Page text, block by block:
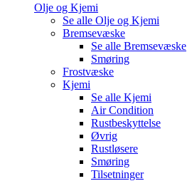
Olje og Kjemi
Se alle Olje og Kjemi
Bremsevæske
Se alle Bremsevæske
Smøring
Frostvæske
Kjemi
Se alle Kjemi
Air Condition
Rustbeskyttelse
Øvrig
Rustløsere
Smøring
Tilsetninger